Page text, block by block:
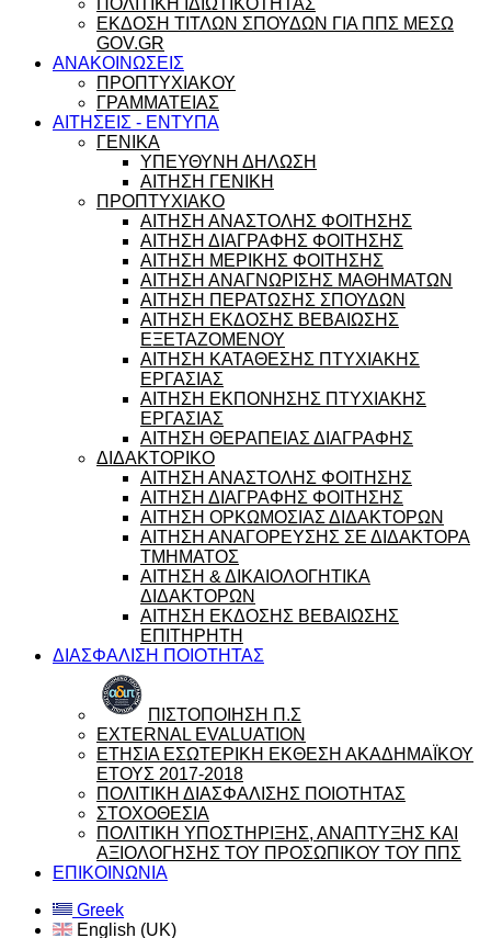
ΠΟΛΙΤΙΚΗ ΙΔΙΩΤΙΚΟΤΗΤΑΣ
ΕΚΔΟΣΗ ΤΙΤΛΩΝ ΣΠΟΥΔΩΝ ΓΙΑ ΠΠΣ ΜΕΣΩ
GOV.GR
ΑΝΑΚΟΙΝΩΣΕΙΣ
ΠΡΟΠΤΥΧΙΑΚΟΥ
ΓΡΑΜΜΑΤΕΙΑΣ
ΑΙΤΗΣΕΙΣ - ΕΝΤΥΠΑ
ΓΕΝΙΚΑ
ΥΠΕΥΘΥΝΗ ΔΗΛΩΣΗ
ΑΙΤΗΣΗ ΓΕΝΙΚΗ
ΠΡΟΠΤΥΧΙΑΚΟ
ΑΙΤΗΣΗ ΑΝΑΣΤΟΛΗΣ ΦΟΙΤΗΣΗΣ
ΑΙΤΗΣΗ ΔΙΑΓΡΑΦΗΣ ΦΟΙΤΗΣΗΣ
ΑΙΤΗΣΗ ΜΕΡΙΚΗΣ ΦΟΙΤΗΣΗΣ
ΑΙΤΗΣΗ ΑΝΑΓΝΩΡΙΣΗΣ ΜΑΘΗΜΑΤΩΝ
ΑΙΤΗΣΗ ΠΕΡΑΤΩΣΗΣ ΣΠΟΥΔΩΝ
ΑΙΤΗΣΗ ΕΚΔΟΣΗΣ ΒΕΒΑΙΩΣΗΣ
ΕΞΕΤΑΖΟΜΕΝΟΥ
ΑΙΤΗΣΗ ΚΑΤΑΘΕΣΗΣ ΠΤΥΧΙΑΚΗΣ
ΕΡΓΑΣΙΑΣ
ΑΙΤΗΣΗ ΕΚΠΟΝΗΣΗΣ ΠΤΥΧΙΑΚΗΣ
ΕΡΓΑΣΙΑΣ
ΑΙΤΗΣΗ ΘΕΡΑΠΕΙΑΣ ΔΙΑΓΡΑΦΗΣ
ΔΙΔΑΚΤΟΡΙΚΟ
ΑΙΤΗΣΗ ΑΝΑΣΤΟΛΗΣ ΦΟΙΤΗΣΗΣ
ΑΙΤΗΣΗ ΔΙΑΓΡΑΦΗΣ ΦΟΙΤΗΣΗΣ
ΑΙΤΗΣΗ ΟΡΚΩΜΟΣΙΑΣ ΔΙΔΑΚΤΟΡΩΝ
ΑΙΤΗΣΗ ΑΝΑΓΟΡΕΥΣΗΣ ΣΕ ΔΙΔΑΚΤΟΡΑ
ΤΜΗΜΑΤΟΣ
ΑΙΤΗΣΗ & ΔΙΚΑΙΟΛΟΓΗΤΙΚΑ
ΔΙΔΑΚΤΟΡΩΝ
ΑΙΤΗΣΗ ΕΚΔΟΣΗΣ ΒΕΒΑΙΩΣΗΣ
ΕΠΙΤΗΡΗΤΗ
ΔΙΑΣΦΑΛΙΣΗ ΠΟΙΟΤΗΤΑΣ
ΠΙΣΤΟΠΟΙΗΣΗ Π.Σ
EXTERNAL EVALUATION
ΕΤΗΣΙΑ ΕΣΩΤΕΡΙΚΗ ΕΚΘΕΣΗ ΑΚΑΔΗΜΑΪΚΟΥ
ΕΤΟΥΣ 2017-2018
ΠΟΛΙΤΙΚΗ ΔΙΑΣΦΑΛΙΣΗΣ ΠΟΙΟΤΗΤΑΣ
ΣΤΟΧΟΘΕΣΙΑ
ΠΟΛΙΤΙΚΗ ΥΠΟΣΤΗΡΙΞΗΣ, ΑΝΑΠΤΥΞΗΣ ΚΑΙ
ΑΞΙΟΛΟΓΗΣΗΣ ΤΟΥ ΠΡΟΣΩΠΙΚΟΥ ΤΟΥ ΠΠΣ
ΕΠΙΚΟΙΝΩΝΙΑ
Greek
English (UK)